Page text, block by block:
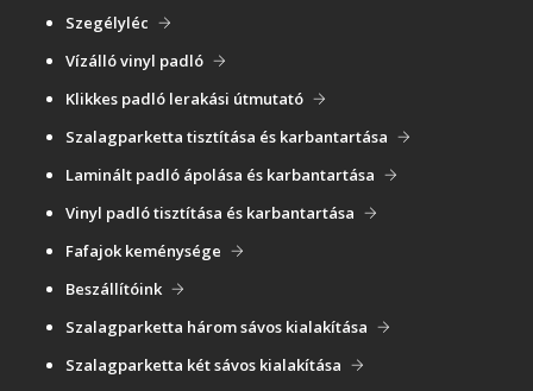
Szegélyléc
Vízálló vinyl padló
Klikkes padló lerakási útmutató
Szalagparketta tisztítása és karbantartása
Laminált padló ápolása és karbantartása
Vinyl padló tisztítása és karbantartása
Fafajok keménysége
Beszállítóink
Szalagparketta három sávos kialakítása
Szalagparketta két sávos kialakítása